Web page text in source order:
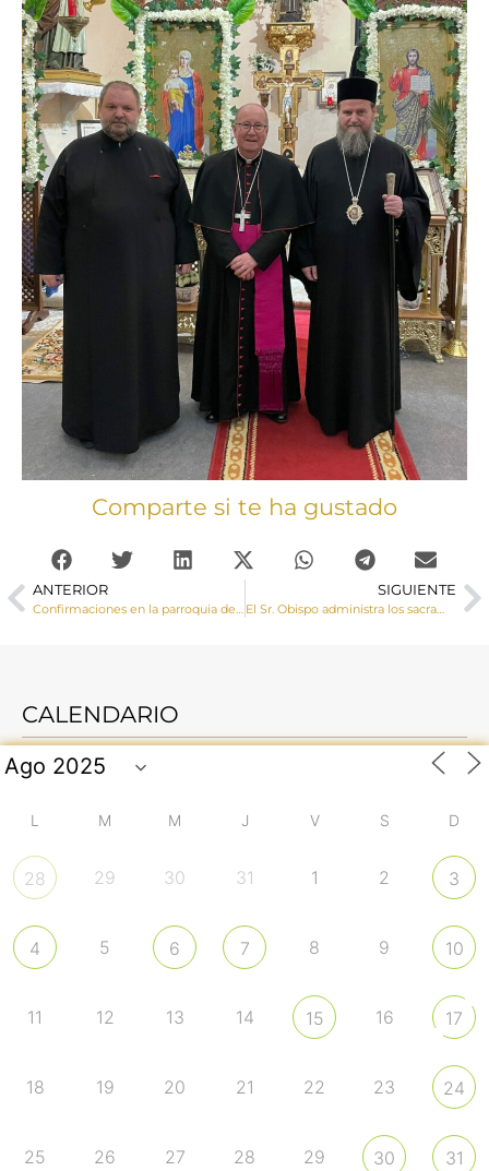
Comparte si te ha gustado
ANTERIOR
Confirmaciones en la parroquia de El Provencio
SIGUIENTE
El Sr. Obispo administra los sacramentos de la Iniciación Cristiana a cuatro jóvenes de la parroquia de Santa Ana
CALENDARIO
L M M J V S D
28 29 30 31 1 2 3
4 5 6 7 8 9 10
11 12 13 14 15 16 17
18 19 20 21 22 23 24
25 26 27 28 29 30 31